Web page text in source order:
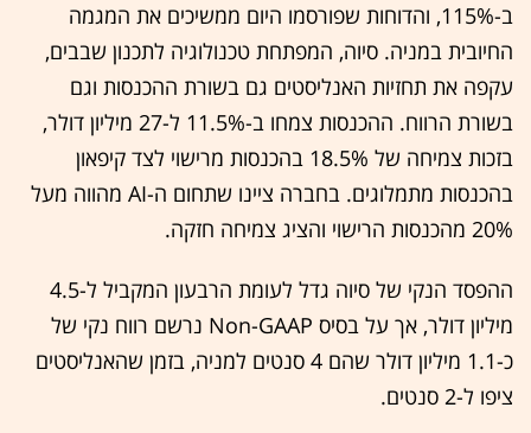
ב-115%, והדוחות שפורסמו היום ממשיכים את המגמה
החיובית במניה. סיוה, המפתחת טכנולוגיה לתכנון שבבים,
עקפה את תחזיות האנליסטים גם בשורת ההכנסות וגם
בשורת הרווח. ההכנסות צמחו ב-11.5% ל-27 מיליון דולר,
בזכות צמיחה של 18.5% בהכנסות מרישוי לצד קיפאון
בהכנסות מתמלוגים. בחברה ציינו שתחום ה-AI מהווה מעל
20% מהכנסות הרישוי והציג צמיחה חזקה.
ההפסד הנקי של סיוה גדל לעומת הרבעון המקביל ל-4.5
מיליון דולר, אך על בסיס Non-GAAP נרשם רווח נקי של
כ-1.1 מיליון דולר שהם 4 סנטים למניה, בזמן שהאנליסטים
ציפו ל-2 סנטים.